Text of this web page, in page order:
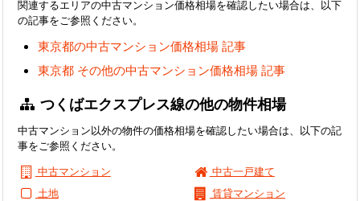
関連するエリアの中古マンション価格相場を確認したい場合は、以下
の記事をご参照ください。
東京都の中古マンション価格相場 記事
東京都 その他の中古マンション価格相場 記事
つくばエクスプレス線の他の物件相場
中古マンション以外の物件の価格相場を確認したい場合は、以下の記
事をご参照ください。
中古マンション
中古一戸建て
土地
賃貸マンション